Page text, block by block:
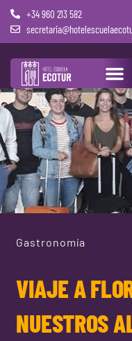
+34 960 213 582
Gastronomía
VIAJE A
NUESTROS